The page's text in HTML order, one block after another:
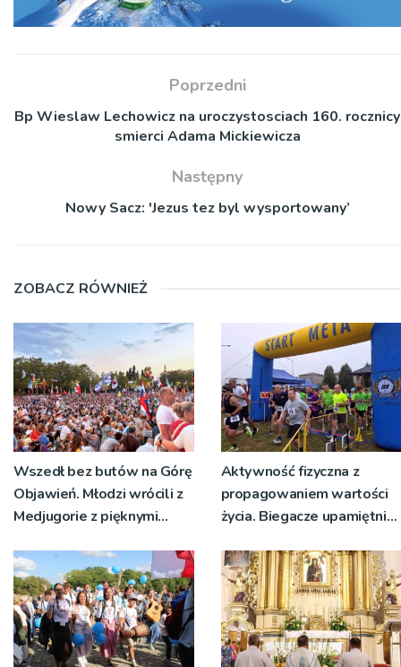
Poprzedni
Bp Wieslaw Lechowicz na uroczystosciach 160. rocznicy
smierci Adama Mickiewicza
Następny
Nowy Sacz: 'Jezus tez byl wysportowany’
ZOBACZ RÓWNIEŻ
Wszedł bez butów na Górę
Objawień. Młodzi wrócili z
Medjugorie z pięknymi
Aktywność fizyczna z
propagowaniem wartości
życia. Biegacze upamiętnili